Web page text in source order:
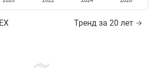
Тренд за 20 лет